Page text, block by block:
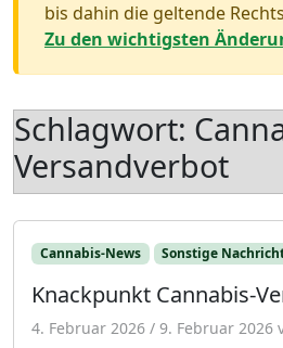
bis dahin die geltende
Zu den wichtigsten
Schlagwort:
Versandverbot
Cannabis-News Sonstige
Knackpunkt Cannabis-
4. Februar 2026 / 9. Februar 2026